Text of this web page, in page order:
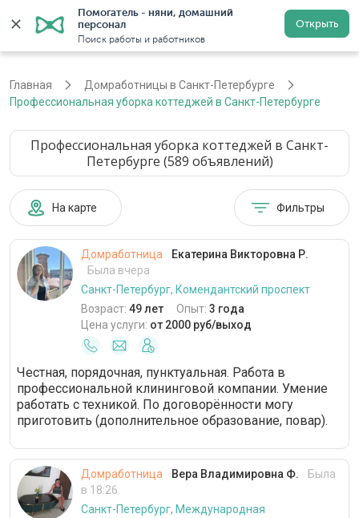
Помогатель - няни, домашний
персонал
Поиск работы и работников
Открыть
Санкт-Петербург Регистрация
Главная
Домработницы в Санкт-Петербурге
Профессиональная уборка коттеджей в Санкт-Петербурге
Профессиональная уборка коттеджей в Санкт-
Петербурге (589 объявлений)
На карте Фильтры
Домработница
Екатерина Викторовна Р.
Была вчера
Санкт-Петербург, Комендантский проспект
Возраст: 49 лет Опыт: 3 года
Цена услуги: от 2000 руб/выход
Честная, порядочная, пунктуальная. Работа в
профессиональной клининговой компании. Умение
работать с техникой. По договорённости могу
приготовить (дополнительное образование, повар).
Домработница Вера Владимировна Ф.
Была
в 18:26
Санкт-Петербург, Международная